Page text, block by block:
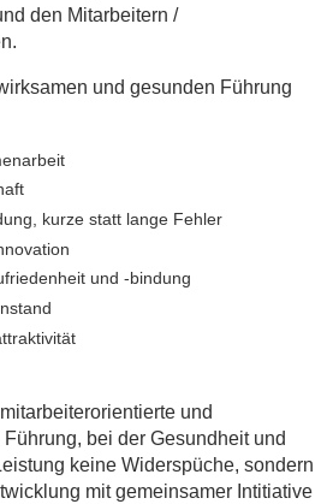
den Mitarbeitern /
und gesunden Führung
kurze statt lange Fehler
und -bindung
und
bei der Gesundheit und
keine Widerspüche, sondern
mit gemeinsamer Intitiative